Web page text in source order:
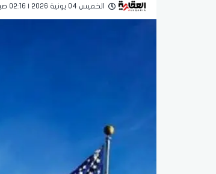
الخميس 04 يونية 2026 | 02:16 صباحاً